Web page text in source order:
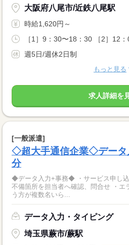
大阪府八尾市/近鉄八尾駅
時給1,620円～
［1］9：30〜18：30 ［2］12
週5日/週休2日制
もっと見る
求人詳細を
[一般派遣]
◇超大手通信企業◇デー
分
◆データ入力+事務◆ ・サービス申し込
不備箇所を担当者へ確認、問合せ ・エラー時の対
う方が複数名いら...
データ入力・タイピング
埼玉県蕨市/蕨駅